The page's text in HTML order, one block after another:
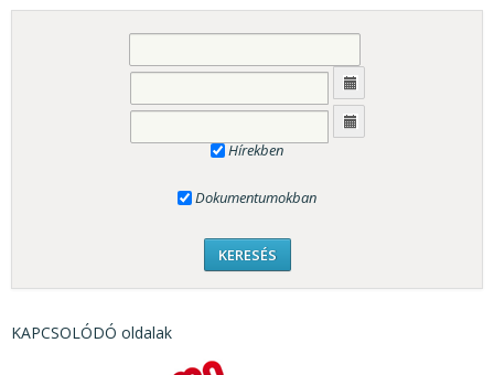
Hírekben
Dokumentumokban
KAPCSOLÓDÓ oldalak